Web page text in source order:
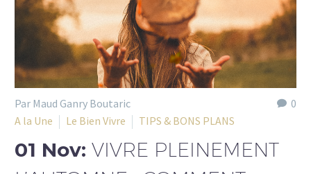
0
Par Maud Ganry Boutaric
A la Une
Le Bien Vivre TIPS & BONS PLANS
01 Nov: VIVRE PLEINEMENT